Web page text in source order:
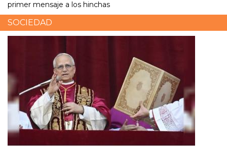
primer mensaje a los hinchas
SOCIEDAD